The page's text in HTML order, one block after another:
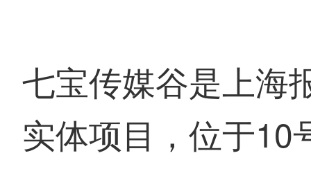
七宝传媒谷是上海
实体项目，位于10